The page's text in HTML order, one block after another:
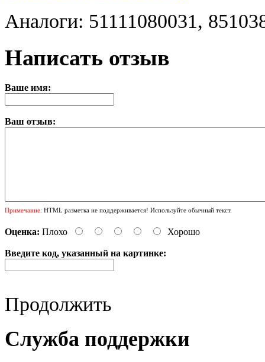
Аналоги: 51111080031,
Написать отзыв
Ваше имя:
Ваш отзыв:
Примечание: HTML разметка не поддерживается! Используйте обычный текст.
Оценка: Плохо Хорошо
Введите код, указанный на картинке:
Продолжить
Служба поддержки